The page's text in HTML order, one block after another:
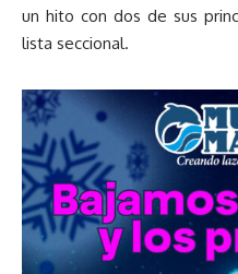
un hito con dos de sus
lista seccional.